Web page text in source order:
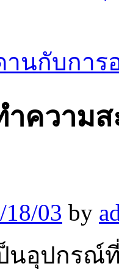
านกับกา
ความส
18/03 by
ป็นอุปกร